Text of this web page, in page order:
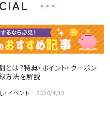
とは？特典・ポイント・クーポン
方法を解説
・イベント 2026/4/10